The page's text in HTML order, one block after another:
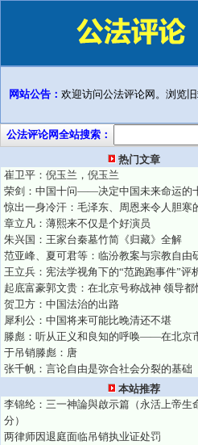
网站公告： 欢迎访问公法评论网。浏览旧
公法评论网全站搜索：
热门文章
崔卫平：倪玉兰，倪玉兰
荣剑：中国十问——决定中国未来命运的
惊出一身冷汗：毛泽东、周恩来令人胆寒
章立凡：薄熙来不仅是个好演员
朱兴国：王家台秦墓竹简《归藏》全解
范亚峰、夏可君等：临汾教案与宗教自由
王立兵：宪法学视角下的“范跑跑事件”评
起底富豪郭文贵：在北京号称战神 领导都
贺卫方：中国法治的出路
犀利公：中国将来可能比晚清还不堪
滕彪：听从正义和良知的呼唤——在北京
于吊销滕彪：唐
张千帆：言论自由是弥合社会分裂的基础
本站推荐
李锦纶：三一神論與啟示篇（永活上帝生
分）
两律师因退庭面临吊销执业证处罚